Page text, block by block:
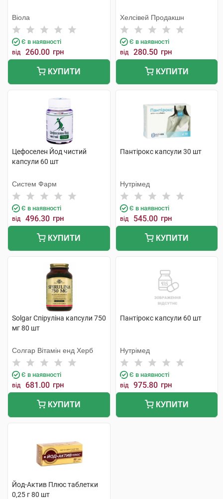
Віола
Є в наявності
від 260.00 грн
КУПИТИ
Хелсівей Продакшн
Є в наявності
від 280.50 грн
КУПИТИ
Цефоселен Йод чистий
капсули 60 шт
Систем Фарм
Є в наявності
від 496.30 грн
КУПИТИ
Пантірокс капсули 30 шт
Нутрімед
Є в наявності
від 545.00 грн
КУПИТИ
Solgar Спіруліна капсули 750
мг 80 шт
Солгар Вітамін енд Херб
Є в наявності
від 681.00 грн
КУПИТИ
Пантірокс капсули 60 шт
Нутрімед
Є в наявності
від 975.80 грн
КУПИТИ
Йод-Актив Плюс таблетки
0,25 г 80 шт